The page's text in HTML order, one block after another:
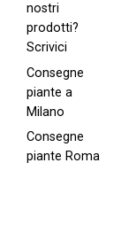
nostri
prodotti?
Scrivici
Consegne
piante a
Milano
Consegne
piante Roma